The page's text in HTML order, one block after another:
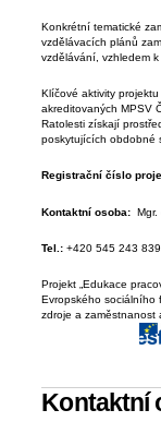
Konkrétní tematické
vzdělávacích plánů
vzdělávání, vzhledem k
Klíčové aktivity
akreditovaných MPSV
Ratolesti získají
poskytujících obdobné
Registrační číslo
Kontaktní osoba:
Tel.: +420 545 243
Projekt „Edukace
Evropského sociálního
zdroje a zaměstnanost
Kontaktní